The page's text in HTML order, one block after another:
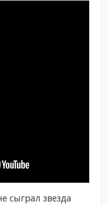
сыграл звезда